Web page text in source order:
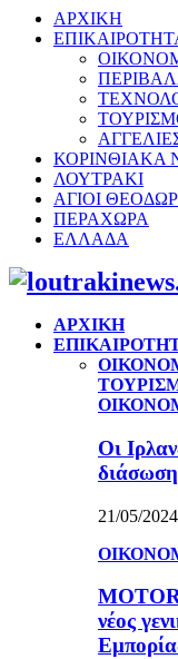
ΑΡΧΙΚΗ
ΚΟΡΙΝΘΙΑΚΑ
ΛΟΥΤΡΑΚΙ
ΑΓΙΟΙ
ΠΕΡΑΧΩΡΑ
ΕΛΛΑΔΑ
Facebook
Twitter
Instagram
Pinterest
Youtube
ΑΡΧΙΚΗ
Οι
21/05/2024
νέος